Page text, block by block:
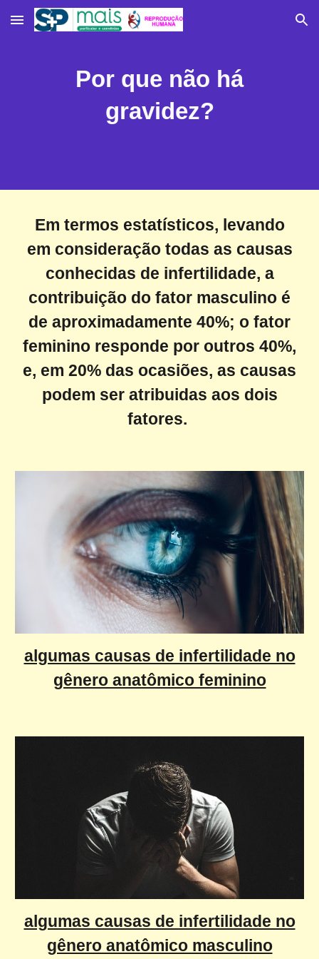
Skip to main content Skip to navigation
Por que não há
gravidez?
Em termos estatísticos, levando
em consideração todas as causas
conhecidas de infertilidade, a
contribuição do fator masculino é
de aproximadamente 40%; o fator
feminino responde por outros 40%,
e, em 20% das ocasiões, as causas
podem ser atribuidas aos dois
fatores.
algumas causas de infertilidade no
gênero anatômico feminino
algumas causas de infertilidade no
gênero anatômico masculino